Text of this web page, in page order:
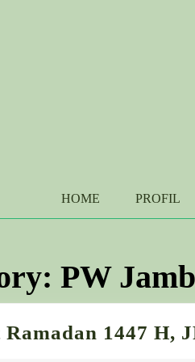
HOME PROFIL
PW
Ramadan 1447 H,